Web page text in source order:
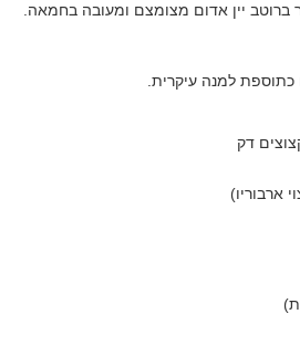
ברוטב יין אדום מצומצם ומעובה בחמאה.
כתוספת למנה עיקרית.